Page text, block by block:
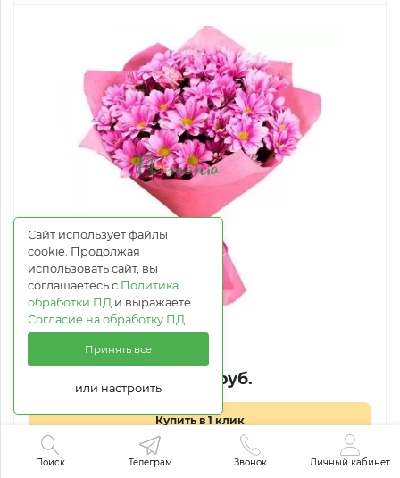
Эльза
от 4 617 руб.
Купить в 1 клик
В корзину
Поиск Телеграм Звонок Личный кабинет
Сайт использует файлы
cookie. Продолжая
использовать сайт, вы
соглашаетесь с Политика
обработки ПД и выражаете
Согласие на обработку ПД
Принять все
или настроить